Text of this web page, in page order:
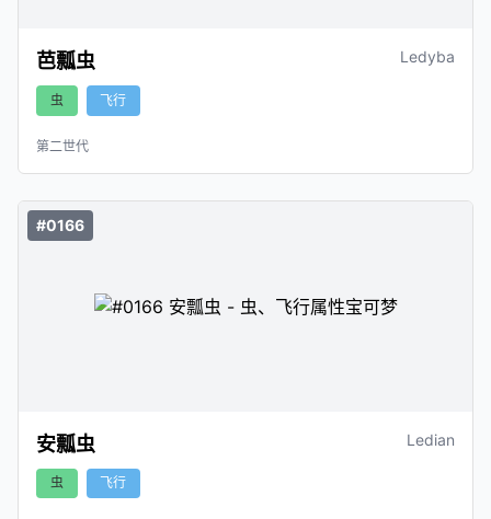
芭瓢虫 Ledyba
虫 飞行
第二世代
#0166
安瓢虫 Ledian
虫 飞行